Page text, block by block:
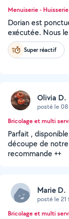
Menuiserie -
Dorian est
exécutée. Nous
Super réactif
Olivia D.
posté le
Bricolage et multi
Parfait ,
découpe de
recommande ++
Marie D.
posté le 21
Bricolage et multi